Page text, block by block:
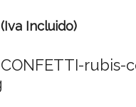
(Iva Incluido)